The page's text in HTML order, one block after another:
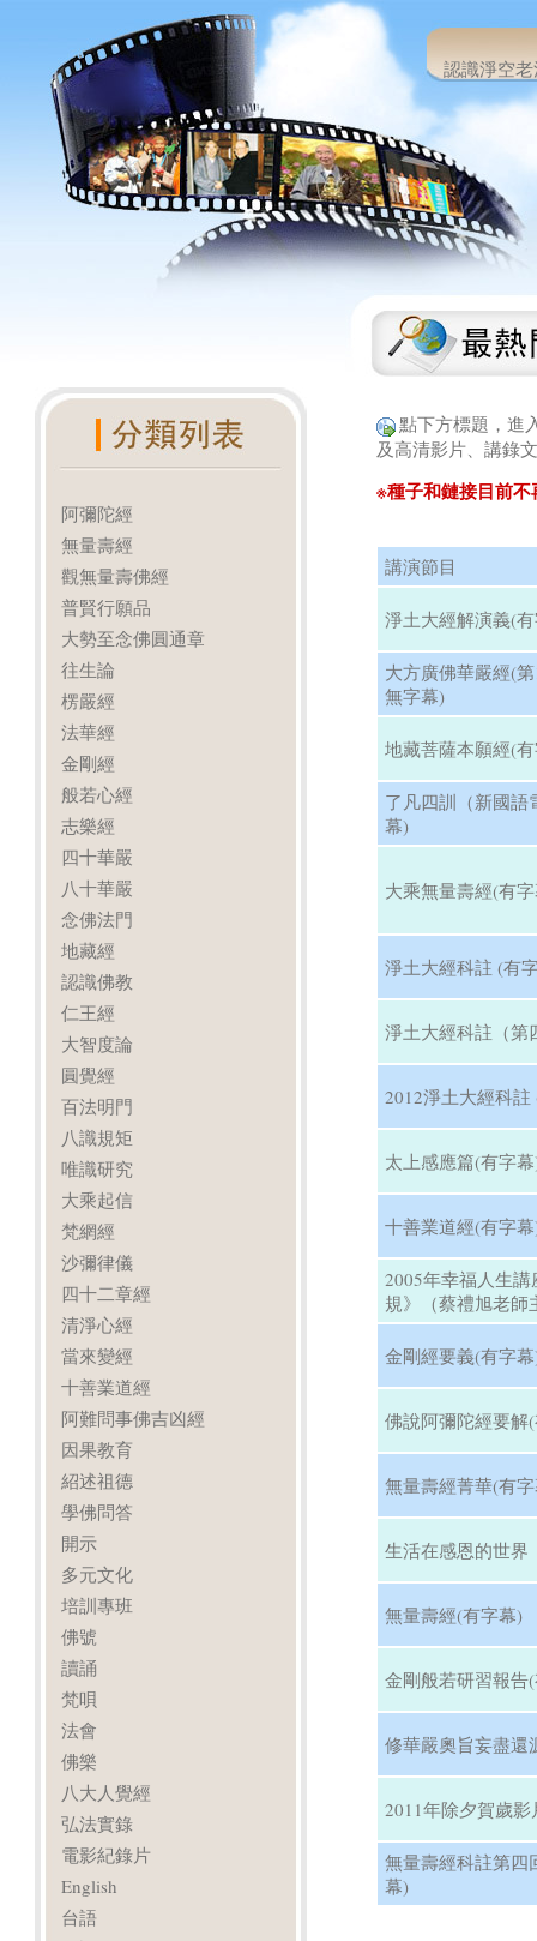
認識淨空
阿彌陀經
無量壽經
觀無量壽佛經
普賢行願品
大勢至念佛圓通章
往生論
楞嚴經
法華經
金剛經
般若心經
志樂經
四十華嚴
八十華嚴
念佛法門
地藏經
認識佛教
仁王經
大智度論
圓覺經
百法明門
八識規矩
唯識研究
大乘起信
梵網經
沙彌律儀
四十二章經
清淨心經
當來變經
十善業道經
阿難問事佛吉凶經
因果教育
紹述祖德
學佛問答
開示
多元文化
培訓專班
佛號
讀誦
梵唄
法會
佛樂
八大人覺經
弘法實錄
電影紀錄片
English
台語
點下方標題，進
及高清影片、講錄
※種子和鏈接目前
講演節目
淨土大經解演義(
大方廣佛華嚴經(
無字幕)
地藏菩薩本願經(
了凡四訓（新國語
幕)
大乘無量壽經(有
淨土大經科註 (有
淨土大經科註（第
2012淨土大經科註
太上感應篇(有字
十善業道經(有字
2005年幸福人生
規》（蔡禮旭老師
金剛經要義(有字
佛說阿彌陀經要解
無量壽經菁華(有
生活在感恩的世界
無量壽經(有字幕)
金剛般若研習報告
修華嚴奧旨妄盡還
2011年除夕賀歲
無量壽經科註第四
幕)